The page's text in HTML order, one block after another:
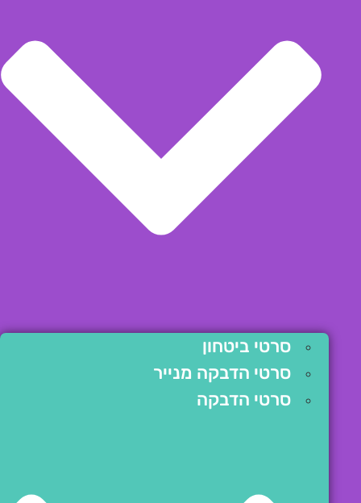
סרטי ביטחון
סרטי הדבקה מנייר
סרטי הדבקה